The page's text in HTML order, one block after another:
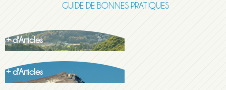
GUIDE DE BONNES PRATIQUES
+ d'Articles
+ d'Articles